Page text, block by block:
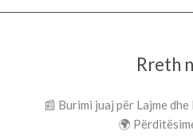
Rreth
📰 Burimi juaj për Lajme
🌍